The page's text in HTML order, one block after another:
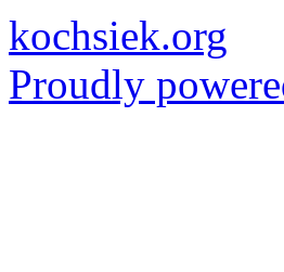
kochsiek.org
Proudly